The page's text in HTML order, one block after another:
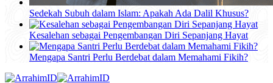
Sedekah Subuh dalam Islam: Apakah Ada Dalil Khusus?
Kesalehan sebagai Pengembangan Diri Sepanjang Hayat
Mengapa Santri Perlu Berdebat dalam Memahami Fikih?